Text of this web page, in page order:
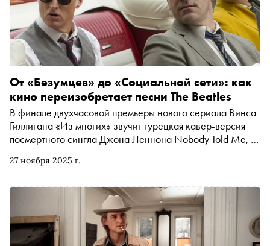
27 ноября 2025 г.
От «Безумцев» до «Социальной сети»: как
кино переизобретает песни The Beatles
В финале двухчасовой премьеры нового сериала Винса
Гиллигана «Из многих» звучит турецкая кавер-версия
посмертного сингла Джона Леннона Nobody Told Me, в
которым вроде бы всё равно. Строки про «такие
комментарий к новостной ленте прямо сейчас. «Сноб»
вспомнил и другие случаи, когда песни The Beatles и их
экс-участников в кино и сериалах не просто украшали
саундтрек, а меняли смысл сцены — от «Кролика